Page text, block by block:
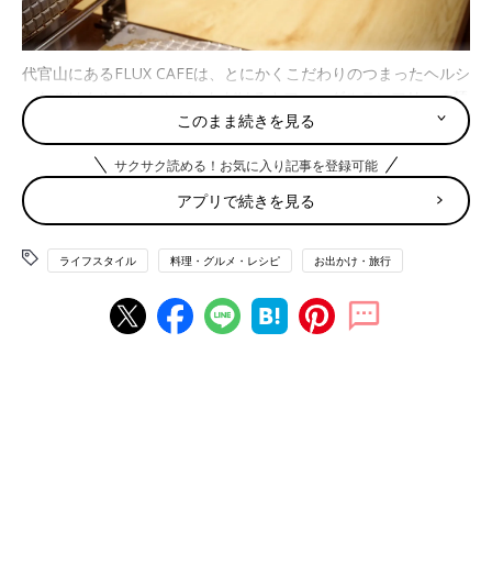
代官山にあるFLUX CAFEは、とにかくこだわりのつまったヘルシ
ーなごはんやスイーツがいただけるカフェ。グルテンフリーの麺
類やスムージ、スイーツもおいしくてヘルシーで体にいいことし
ている気分になれるメニューばかりです。
そんなFLUX CAFEで、毎日数量限定で販売される「米粉のワッフ
ルコーン」が話題に！
鹿児島の小城製粉特製のグルテンフリーの「米粉」を使い丁寧に
ルコーンで、 甘味は「黒糖」のみを使用し、添加物無添加。
このまま続きを見る
サクサク読める！お気に入り記事を登録可能
アプリで続きを見る
ライフスタイル 料理・グルメ・レシピ お出かけ・旅行